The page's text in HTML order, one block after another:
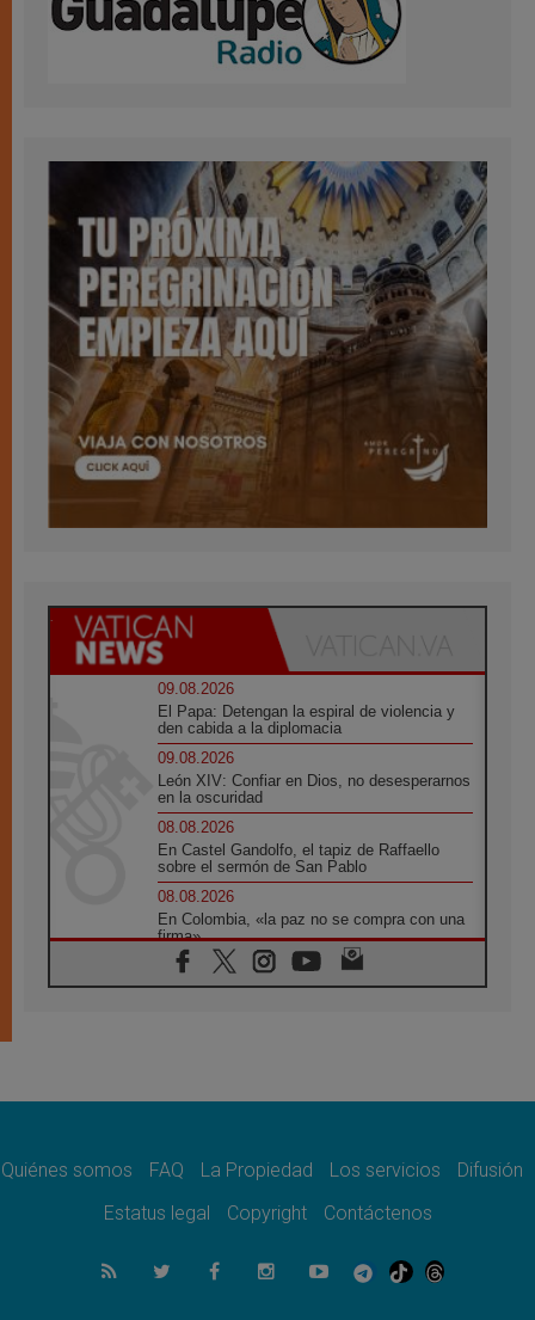
09.08.2026
El Papa: Detengan la espiral de violencia y
den cabida a la diplomacia
09.08.2026
León XIV: Confiar en Dios, no desesperarnos
en la oscuridad
08.08.2026
En Castel Gandolfo, el tapiz de Raffaello
sobre el sermón de San Pablo
08.08.2026
En Colombia, «la paz no se compra con una
firma»
08.08.2026
En Venezuela celebraron los 416 años del
08.08.2026
07.08.2026
se convierte en diócesis
Honduras: Los desplazados invisibles de una
crisis olvidada
Quiénes somos FAQ La Propiedad Los servicios
Difusión
Estatus legal
Copyright Contáctenos